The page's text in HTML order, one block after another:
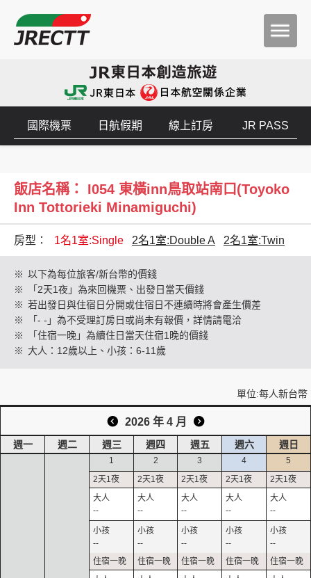
國際機票 日航假期 線上訂房 JR PASS
飯店名稱： I054 東橫inn鳥取站南口(Toyoko
Inn Tottorieki Minamiguchi)
房型： 1名1室:Single 2名1室:Double A 2名1室:Twin
※ 以下為每位旅客/新台幣的價錢
※
「2天1夜」為來回機票、出發日當天價錢
※ 若出發日與住宿日分開或住宿日不連續時將會產生價差
※
「- -」為不受理訂房日或尚未有報價，詳情請電洽
※
「住宿一晚」為續住日當天住宿1晚的價錢
※ 大人：12歲以上、小孩：6-11歲
單位:每人新台幣
2026 年 4 月
週一 週二 週三 週四 週五 週六 週日
1
--
--
2
--
--
3
--
--
4
--
--
5
--
--